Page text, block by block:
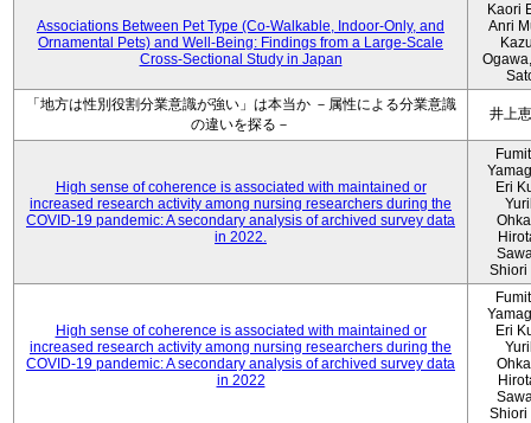
Associations Between Pet Type (Co-Walkable, Indoor-Only, and
Ornamental Pets) and Well-Being: Findings from a Large-Scale
Cross-Sectional Study in Japan
Kaori
Anri
「地方は性別役割分業意識が強い」は本当か －属性による分業意識
の違いを探る－
井上
High sense of coherence is associated with maintained or
increased research activity among nursing researchers during the
COVID-19 pandemic: A secondary analysis of archived survey data
in 2022.
Eri
Shiori
High sense of coherence is associated with maintained or
increased research activity among nursing researchers during the
COVID-19 pandemic: A secondary analysis of archived survey data
in 2022
Eri
Shiori